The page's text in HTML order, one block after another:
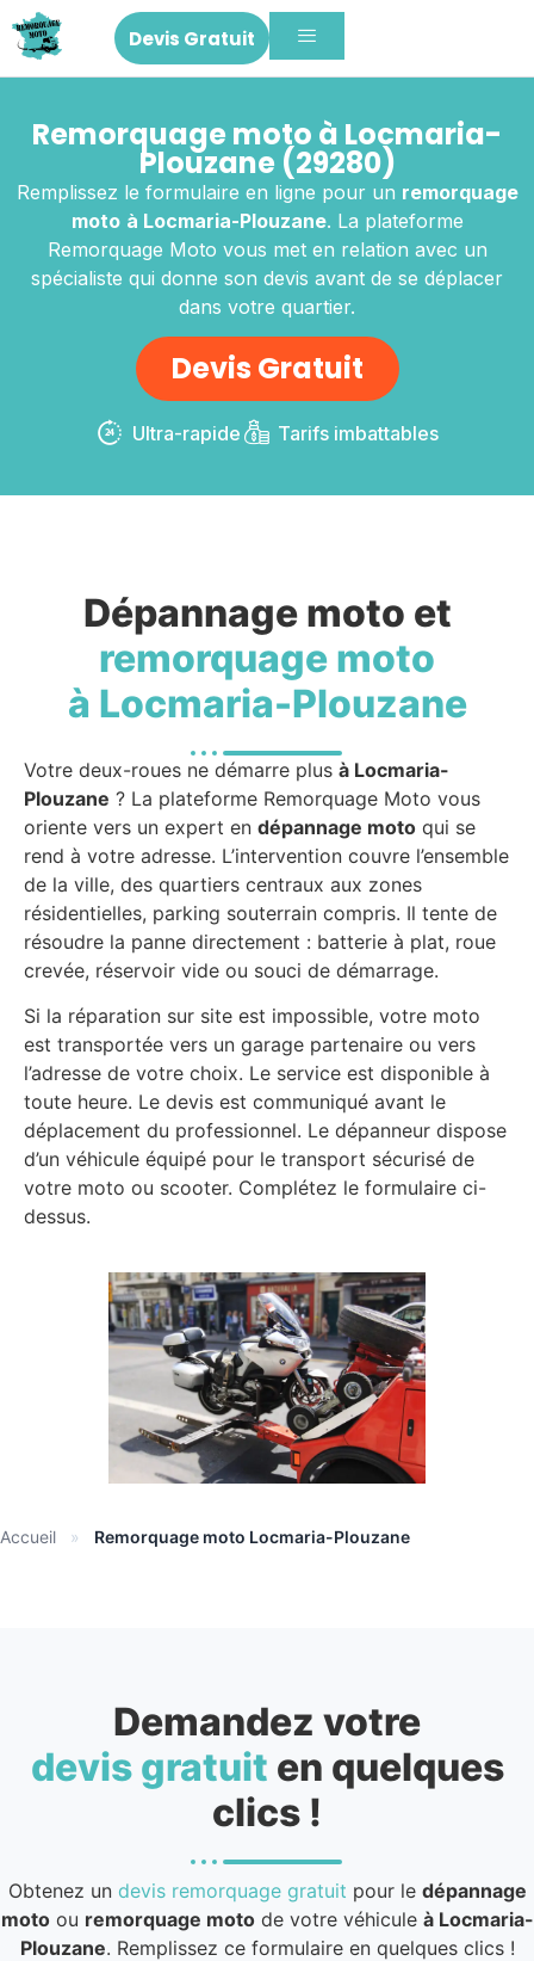
Devis Gratuit
Remorquage moto à Locmaria-
Plouzane (29280)
Remplissez le formulaire en ligne pour un remorquage
moto à Locmaria-Plouzane. La plateforme
Remorquage Moto vous met en relation avec un
spécialiste qui donne son devis avant de se déplacer
dans votre quartier.
Devis Gratuit
Ultra-rapide Tarifs imbattables
Dépannage moto et
remorquage moto
à Locmaria-Plouzane
Votre deux-roues ne démarre plus à Locmaria-
Plouzane ? La plateforme Remorquage Moto vous
oriente vers un expert en dépannage moto qui se
rend à votre adresse. L’intervention couvre l’ensemble
de la ville, des quartiers centraux aux zones
résidentielles, parking souterrain compris. Il tente de
résoudre la panne directement : batterie à plat, roue
crevée, réservoir vide ou souci de démarrage.
Si la réparation sur site est impossible, votre moto
est transportée vers un garage partenaire ou vers
l’adresse de votre choix. Le service est disponible à
toute heure. Le devis est communiqué avant le
déplacement du professionnel. Le dépanneur dispose
d’un véhicule équipé pour le transport sécurisé de
votre moto ou scooter. Complétez le formulaire ci-
dessus.
Accueil » Remorquage moto Locmaria-Plouzane
Demandez votre
devis gratuit en quelques
clics !
Obtenez un devis remorquage gratuit pour le dépannage
motoou remorquage motode votre véhicule à Locmaria-
Plouzane. Remplissez ce formulaire en quelques clics !